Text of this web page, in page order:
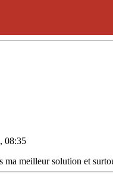
08:35
ma meilleur solution et